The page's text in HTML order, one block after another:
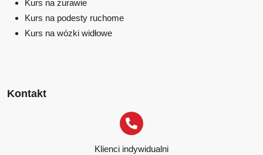
Kurs na żurawie
Kurs na podesty ruchome
Kurs na wózki widłowe
Kontakt
Klienci indywidualni